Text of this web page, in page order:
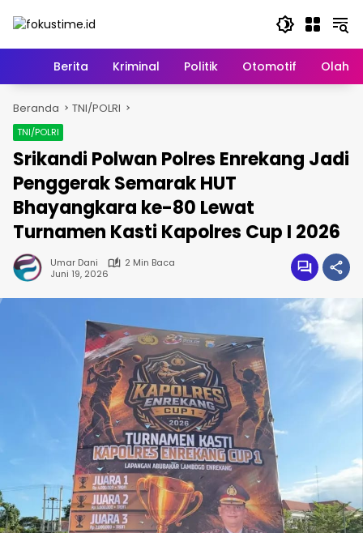
HomeBerita Kriminal Politik Otomotif
Beranda TNI/POLRI
TNI/POLRI
Srikandi Polwan Polres Enrekang Jadi
Penggerak Semarak HUT
Bhayangkara ke-80 Lewat
Turnamen Kasti Kapolres Cup I 2026
Umar Dani
2 Min Baca
Juni 19, 2026